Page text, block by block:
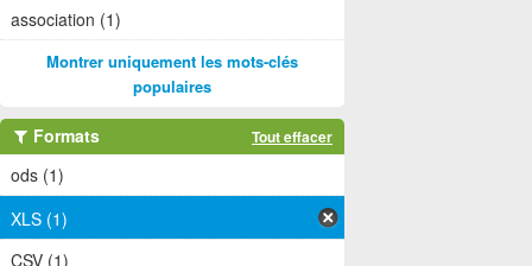
association (1)
Montrer uniquement les mots-clés
populaires
Formats Tout effacer
ods (1)
XLS (1)
CSV (1)